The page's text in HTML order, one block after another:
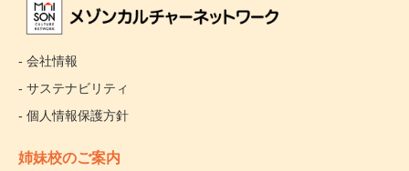
- 会社情報
- サステナビリティ
- 個人情報保護方針
姉妹校のご案内